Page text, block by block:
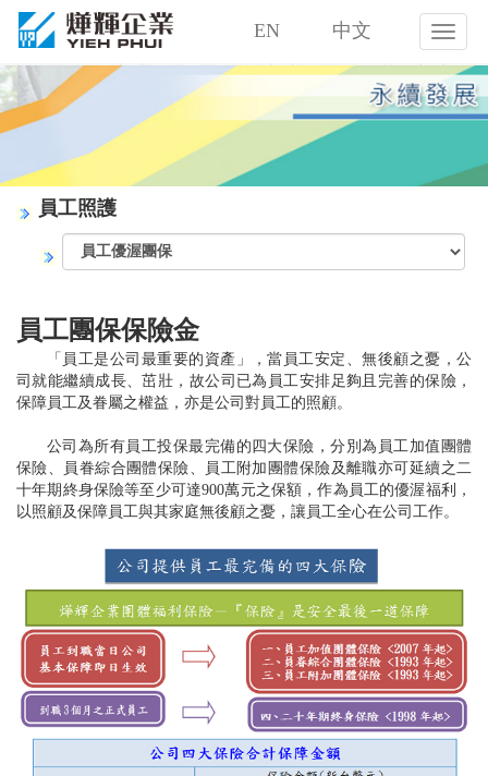
燁
輝
企
業
股
限
司
EN 中文
員工照護
員工團保保險金
「員工是公司最重要的資產」，當員工安定、無後顧之憂，公
司就能繼續成長、茁壯，故公司已為員工安排足夠且完善的保險，
保障員工及眷屬之權益，亦是公司對員工的照顧。
公司為所有員工投保最完備的四大保險，分別為員工加值團體
保險、員眷綜合團體保險、員工附加團體保險及離職亦可延續之二
十年期終身保險等至少可達900萬元之保額，作為員工的優渥福利，
以照顧及保障員工與其家庭無後顧之憂，讓員工全心在公司工作。